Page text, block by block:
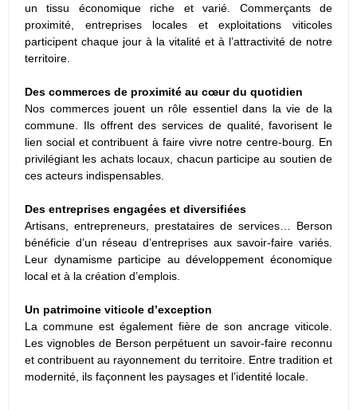
un tissu économique riche et varié. Commerçants de
proximité, entreprises locales et exploitations viticoles
participent chaque jour à la vitalité et à l’attractivité de notre
territoire.
Des commerces de proximité au cœur du quotidien
Nos commerces jouent un rôle essentiel dans la vie de la
commune. Ils offrent des services de qualité, favorisent le
lien social et contribuent à faire vivre notre centre-bourg. En
privilégiant les achats locaux, chacun participe au soutien de
ces acteurs indispensables.
Des entreprises engagées et diversifiées
Artisans, entrepreneurs, prestataires de services… Berson
bénéficie d’un réseau d’entreprises aux savoir-faire variés.
Leur dynamisme participe au développement économique
local et à la création d’emplois.
Un patrimoine viticole d’exception
La commune est également fière de son ancrage viticole.
Les vignobles de Berson perpétuent un savoir-faire reconnu
et contribuent au rayonnement du territoire. Entre tradition et
modernité, ils façonnent les paysages et l’identité locale.